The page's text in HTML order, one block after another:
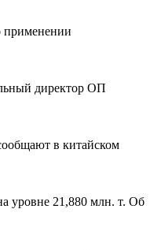
применении
директор ОП
в китайском
уровне 21,880 млн. т. Об